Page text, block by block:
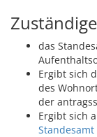
das
Ergibt sich
des
der
Ergibt sich